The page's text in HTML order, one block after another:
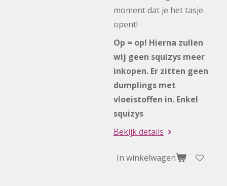
moment dat je het tasje
opent!
Op = op! Hierna zullen
wij geen squizys meer
inkopen. Er zitten geen
dumplings met
vloeistoffen in. Enkel
squizys
Bekijk details
In winkelwagen